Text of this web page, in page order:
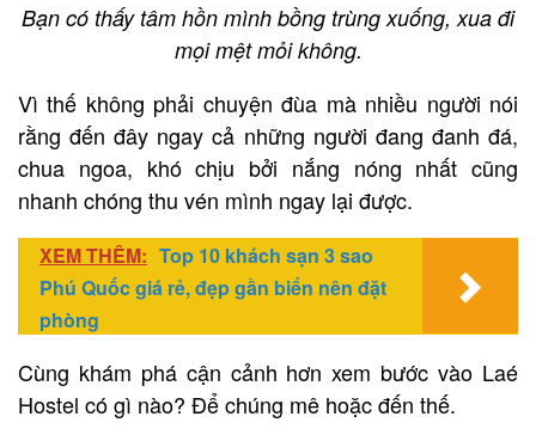
Bạn có thấy tâm hồn mình bồng trùng xuống, xua đi
mọi mệt mỏi không.
Vì thế không phải chuyện đùa mà nhiều người nói
rằng đến đây ngay cả những người đang đanh đá,
chua ngoa, khó chịu bởi nắng nóng nhất cũng
nhanh chóng thu vén mình ngay lại được.
XEM THÊM: Top 10 khách sạn 3 sao
Phú Quốc giá rẻ, đẹp gần biển nên đặt
phòng
Cùng khám phá cận cảnh hơn xem bước vào Laé
Hostel có gì nào? Để chúng mê hoặc đến thế.